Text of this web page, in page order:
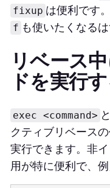
fixup は便利です
f も使いたくなるは
リベース
ドを実行
exec <command>
クティブリベース
実行できます。非
用が特に便利で、